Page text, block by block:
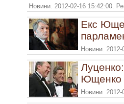
Новини. 2012-02-16 15:42:00.
Екс
Новини.
Ющенко
Новини.